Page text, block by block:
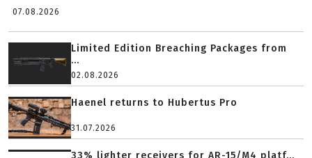
07.08.2026
Limited Edition Breaching Packages from
...
02.08.2026
Haenel returns to Hubertus Pro
31.07.2026
33% lighter receivers for AR-15/M4 platf...